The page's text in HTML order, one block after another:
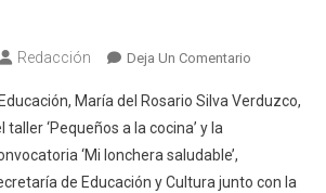
Redacción Deja Un ComentarioEn
Gobierno
Saludable
María del Rosario Silva Verduzco,
‘Pequeños a la cocina’ y la
‘Mi lonchera saludable’,
de Educación y Cultura junto con la